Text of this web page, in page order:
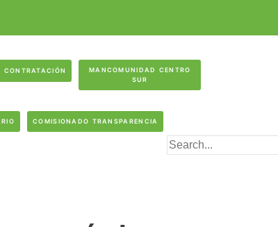
CONTRATACIÓN
MANCOMUNIDAD CENTRO
SUR
COMISIONADO TRANSPARENCIA